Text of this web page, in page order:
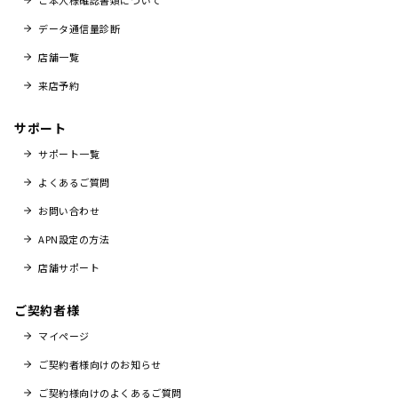
データ通信量診断
店舗一覧
来店予約
サポート
サポート一覧
よくあるご質問
お問い合わせ
APN設定の方法
店舗サポート
ご契約者様
マイページ
ご契約者様向けのお知らせ
ご契約様向けのよくあるご質問